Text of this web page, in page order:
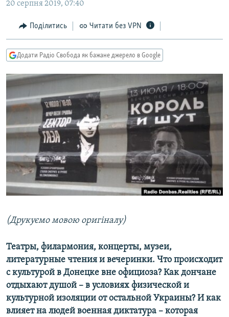
Перейти
пошуку
СУСПІЛЬСТВО
КУЛЬТУРА
УКРАЇНА
СВІТ
ДОНБАС.РЕАЛІЇ
КРИМ.РЕАЛІЇ
СХЕМИ
КИТАЙ.ВИКЛИКИ
МУЛЬТИМЕДІА
СПЕЦПРОЄКТИ
ПОДКАСТИ
КРИМ РЕАЛІЇ
РУС
УКР
ДОЛУЧАЙСЯ!
20 серпня 2019, 07:40
Поділитись Читати без VPN
Додати Радіо Свобода як бажане джерело в Google
(Друкуємо мовою оригіналу)
Театры, филармония, концерты, музеи,
литературные чтения и вечеринки. Что происходит
с культурой в Донецке вне официоза? Как дончане
отдыхают душой – в условиях физической и
культурной изоляции от остальной Украины? И как
влияет на людей военная диктатура – которая